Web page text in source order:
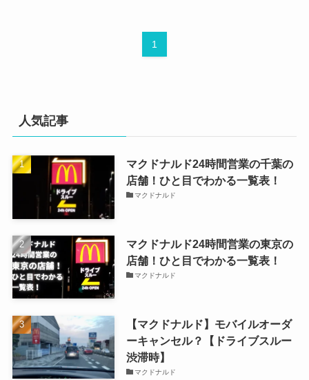
1
人気記事
マクドナルド24時間営業の千葉の
店舗！ひと目でわかる一覧表！
マクドナルド
マクドナルド24時間営業の東京の
店舗！ひと目でわかる一覧表！
マクドナルド
【マクドナルド】モバイルオーダ
ーキャンセル？【ドライブスルー
渋滞時】
マクドナルド